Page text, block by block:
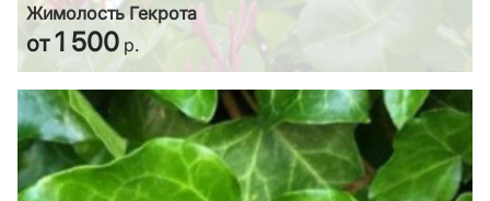
Жимолость Гекрота
от1 500 р.